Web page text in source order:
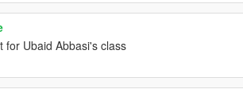
for Ubaid Abbasi's class